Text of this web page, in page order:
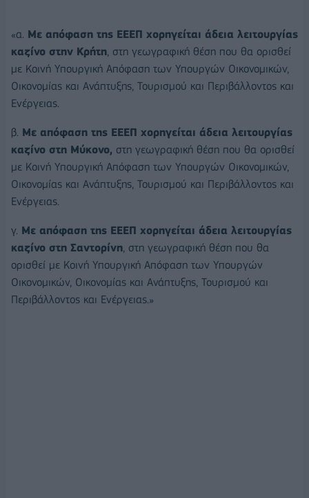
«α. Με απόφαση της ΕΕΕΠ χορηγείται άδεια λειτουργίας
καζίνο στην Κρήτη, στη γεωγραφική θέση που θα ορισθεί
με Κοινή Υπουργική Απόφαση των Υπουργών Οικονομικών,
Οικονομίας και Ανάπτυξης, Τουρισμού και Περιβάλλοντος και
Ενέργειας.
β. Με απόφαση της ΕΕΕΠ χορηγείται άδεια λειτουργίας
καζίνο στη Μύκονο, στη γεωγραφική θέση που θα ορισθεί
με Κοινή Υπουργική Απόφαση των Υπουργών Οικονομικών,
Οικονομίας και Ανάπτυξης, Τουρισμού και Περιβάλλοντος και
Ενέργειας.
γ. Με απόφαση της ΕΕΕΠ χορηγείται άδεια λειτουργίας
καζίνο στη Σαντορίνη, στη γεωγραφική θέση που θα
ορισθεί με Κοινή Υπουργική Απόφαση των Υπουργών
Οικονομικών, Οικονομίας και Ανάπτυξης, Τουρισμού και
Περιβάλλοντος και Ενέργειας.»